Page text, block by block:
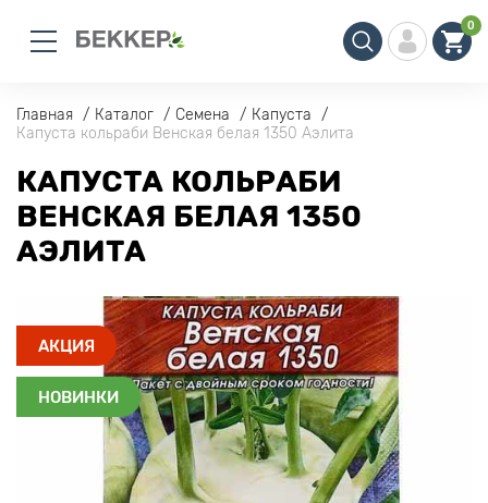
0
Главная Каталог Семена
Капуста
Капуста кольраби Венская белая 1350 Аэлита
КАПУСТА КОЛЬРАБИ
ВЕНСКАЯ БЕЛАЯ 1350
АЭЛИТА
АКЦИЯ
НОВИНКИ